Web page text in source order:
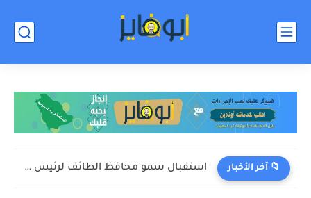
📁 آخر الأخبار استقبال سمو محافظ الطائف لرئيس جمعية نافع للأعمال التطوعية